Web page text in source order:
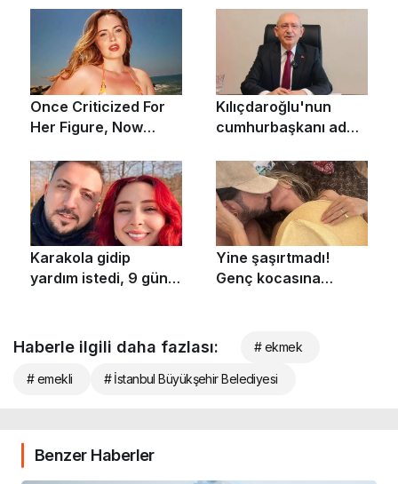
Haberle ilgili daha fazlası: # ekmek
# emekli # İstanbul Büyükşehir Belediyesi
Benzer Haberler